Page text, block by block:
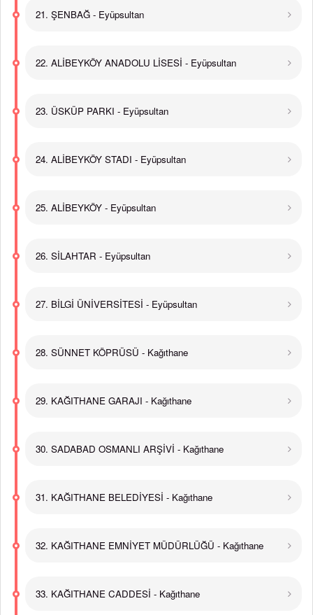
21. ŞENBAĞ - Eyüpsultan
22. ALİBEYKÖY ANADOLU LİSESİ - Eyüpsultan
23. ÜSKÜP PARKI - Eyüpsultan
24. ALİBEYKÖY STADI - Eyüpsultan
25. ALİBEYKÖY - Eyüpsultan
26. SİLAHTAR - Eyüpsultan
27. BİLGİ ÜNİVERSİTESİ - Eyüpsultan
28. SÜNNET KÖPRÜSÜ - Kağıthane
29. KAĞITHANE GARAJI - Kağıthane
30. SADABAD OSMANLI ARŞİVİ - Kağıthane
31. KAĞITHANE BELEDİYESİ - Kağıthane
32. KAĞITHANE EMNİYET MÜDÜRLÜĞÜ - Kağıthane
33. KAĞITHANE CADDESİ - Kağıthane